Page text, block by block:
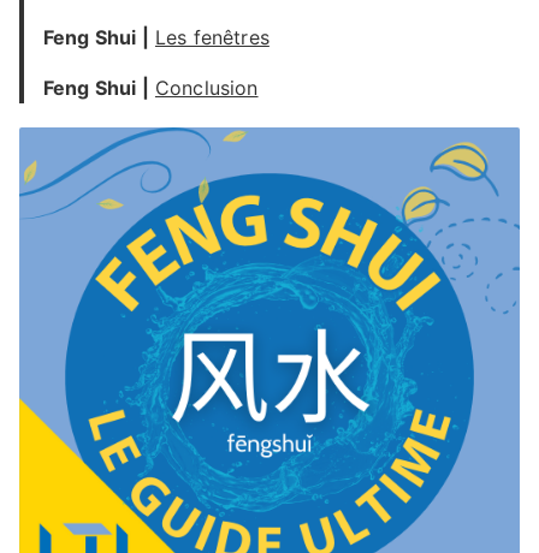
Feng Shui | Les fenêtres
Feng Shui | Conclusion